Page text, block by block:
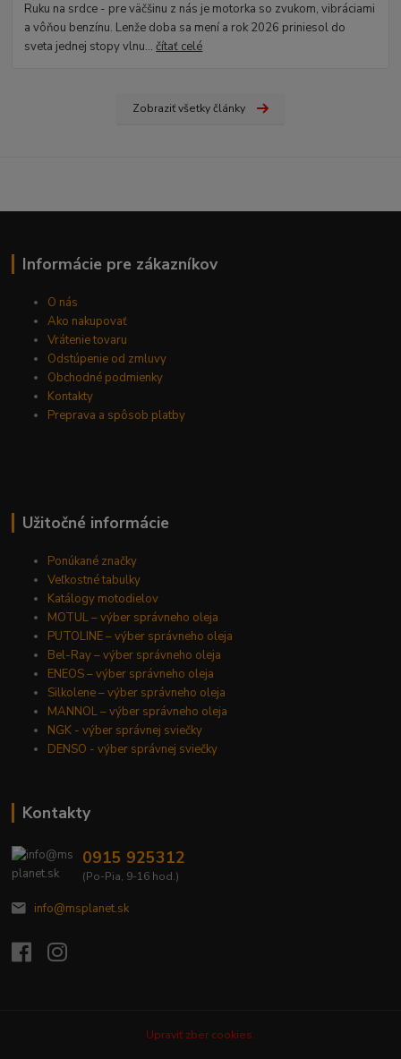
Ruku na srdce - pre väčšinu z nás je motorka so zvukom, vibráciami
a vôňou benzínu. Lenže doba sa mení a rok 2026 priniesol do
sveta jednej stopy vlnu...čítať celé
Zobraziť všetky články
Informácie pre zákazníkov
O nás
Ako nakupovať
Vrátenie tovaru
Odstúpenie od zmluvy
Obchodné podmienky
Kontakty
Preprava a spôsob platby
Užitočné informácie
Ponúkané značky
Veľkostné tabulky
Katálogy motodielov
MOTUL – výber správneho oleja
PUTOLINE – výber správneho oleja
Bel-Ray – výber správneho oleja
ENEOS – výber správneho oleja
Silkolene – výber správneho oleja
MANNOL – výber správneho oleja
NGK - výber správnej sviečky
DENSO - výber správnej sviečky
Kontakty
0915 925312
(Po-Pia, 9-16 hod.)
info@msplanet.sk
Upraviť zber cookies.